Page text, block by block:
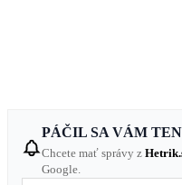
PÁČIL SA VÁM
Chcete mať správy z
Google.